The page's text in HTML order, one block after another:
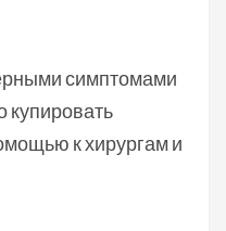
симптомами
купировать
к хирургам и